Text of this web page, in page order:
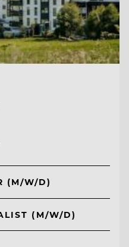
(M/W/D)
(M/W/D)